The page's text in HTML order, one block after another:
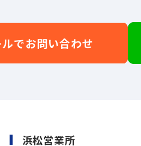
ルでお問い合わせ
浜松営業所